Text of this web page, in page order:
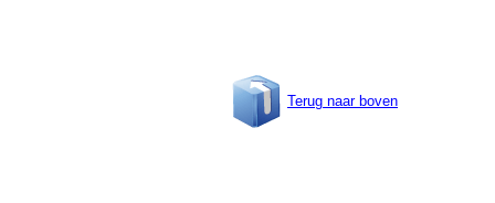
Terug naar boven